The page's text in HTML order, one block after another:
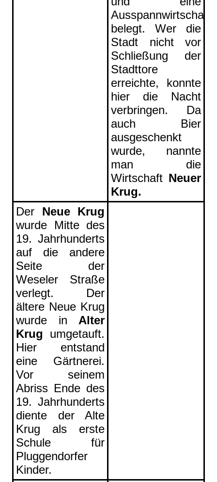
Ausspannwirtschaft
belegt. Wer die
Stadt nicht vor
Schließung der
Stadttore
erreichte, konnte
hier die Nacht
verbringen. Da
auch Bier
ausgeschenkt
wurde, nannte
man die
Wirtschaft Neuer
Krug.
Der Neue Krug
wurde Mitte des
19. Jahrhunderts
auf die andere
Seite der
Weseler Straße
verlegt. Der
ältere Neue Krug
wurde in Alter
Krug
umgetauft.
Hier entstand
eine Gärtnerei.
Vor seinem
Abriss Ende des
19. Jahrhunderts
diente der Alte
Krug als erste
Schule für
Pluggendorfer
Kinder.